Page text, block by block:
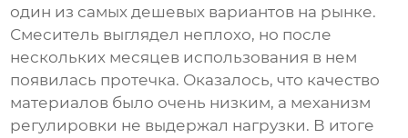
один из самых дешевых вариантов на рынке.
Смеситель выглядел неплохо, но после
нескольких месяцев использования в нем
появилась протечка. Оказалось, что качество
материалов было очень низким, а механизм
регулировки не выдержал нагрузки. В итоге